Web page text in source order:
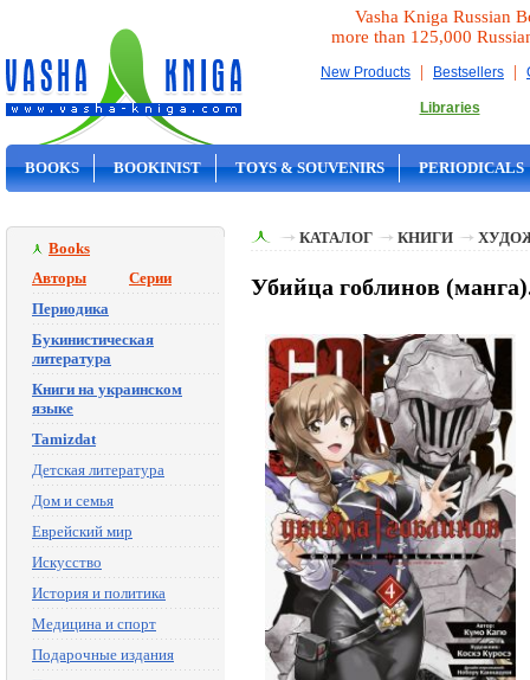
Vasha Kniga Russian
more than 125,000
New Products | Bestsellers |
Libraries
BOOKS BOOKINIST TOYS & SOUVENIRS PERIODICALS
Books
Авторы
Серии
Периодика
Букинистическая
литература
Книги на украинском
языке
Tamizdat
Детская литература
Дом и семья
Еврейский мир
Искусство
История и политика
Медицина и спорт
Подарочные издания
КАТАЛОГ КНИГИ
Убийца гоблинов